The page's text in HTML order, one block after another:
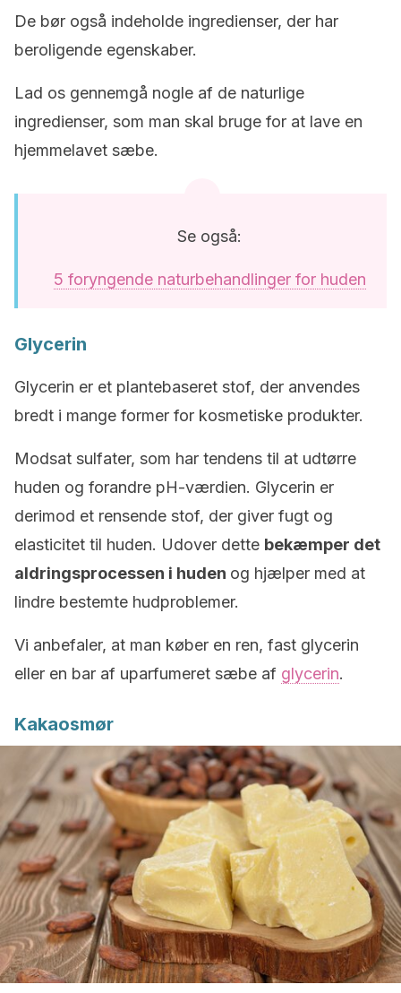
De bør også indeholde ingredienser, der har
beroligende egenskaber.
Lad os gennemgå nogle af de naturlige
ingredienser, som man skal bruge for at lave en
hjemmelavet sæbe.
Se også:
5 foryngende naturbehandlinger for huden
Glycerin
Glycerin er et plantebaseret stof, der anvendes
bredt i mange former for kosmetiske produkter.
Modsat sulfater, som har tendens til at udtørre
huden og forandre pH-værdien. Glycerin er
derimod et rensende stof, der giver fugt og
elasticitet til huden. Udover dette bekæmper det
aldringsprocessen i huden og hjælper med at
lindre bestemte hudproblemer.
Vi anbefaler, at man køber en ren, fast glycerin
eller en bar af uparfumeret sæbe af glycerin.
Kakaosmør